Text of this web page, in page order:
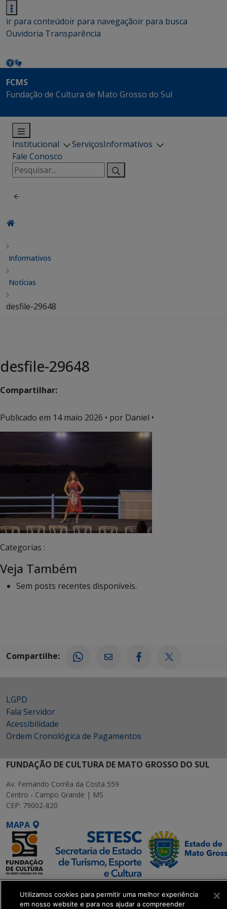
ir para conteúdoir para navegaçãoir para busca
Ouvidoria Transparência
FCMS
Fundação de Cultura de Mato Grosso do Sul
Institucional ServiçosInformativos
Fale Conosco
Pesquisar
por:
Informativos
Notícias
desfile-29648
desfile-29648
Compartilhar:
Publicado em 14 maio 2026 • por Daniel •
Categorias :
Veja Também
Sem posts recentes disponíveis.
Compartilhe:
LGPD
Fala Servidor
Acessibilidade
Ordem Cronológica de Pagamentos
FUNDAÇÃO DE CULTURA DE MATO GROSSO DO SUL
Av. Fernando Corrêa da Costa 559
Centro - Campo Grande | MS
CEP: 79002-820
MAPA
SETDIG | Secretaria-
Executiva de
Utilizamos cookies para permitir uma melhor experiência
em nosso website e para nos ajudar a compreender